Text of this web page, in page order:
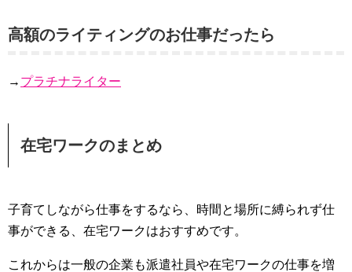
高額のライティングのお仕事だったら
→ プラチナライター
在宅ワークのまとめ
子育てしながら仕事をするなら、時間と場所に縛られず仕
事ができる、在宅ワークはおすすめです。
これからは一般の企業も派遣社員や在宅ワークの仕事を増